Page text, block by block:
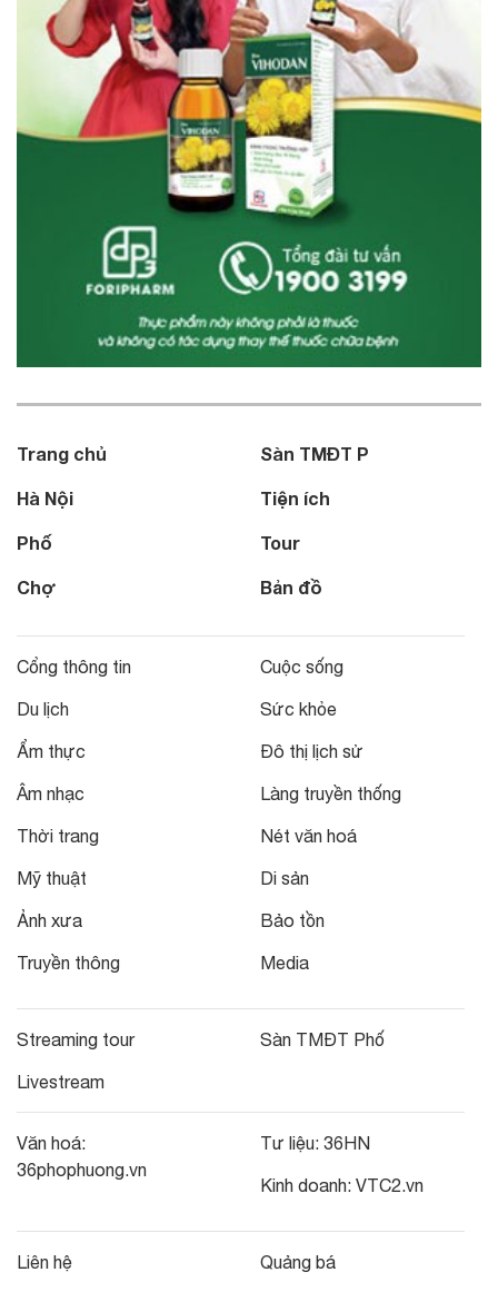
Trang chủ
Hà Nội
Phố
Chợ
Sàn TMĐT P
Tiện ích
Tour
Bản đồ
Cổng thông tin
Du lịch
Ẩm thực
Âm nhạc
Thời trang
Mỹ thuật
Ảnh xưa
Truyền thông
Cuộc sống
Sức khỏe
Đô thị lịch sử
Làng truyền thống
Nét văn hoá
Di sản
Bảo tồn
Media
Streaming tour
Livestream
Sàn TMĐT Phố
Văn hoá:
36phophuong.vn
Tư liệu: 36HN
Kinh doanh: VTC2.vn
Liên hệ Quảng bá